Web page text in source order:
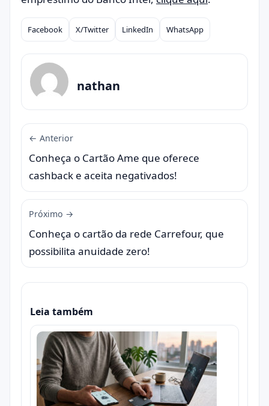
Compartilhar
Facebook X/Twitter LinkedIn WhatsApp
nathan
← Anterior
Conheça o Cartão Ame que oferece
cashback e aceita negativados!
Próximo →
Conheça o cartão da rede Carrefour, que
possibilita anuidade zero!
Leia também